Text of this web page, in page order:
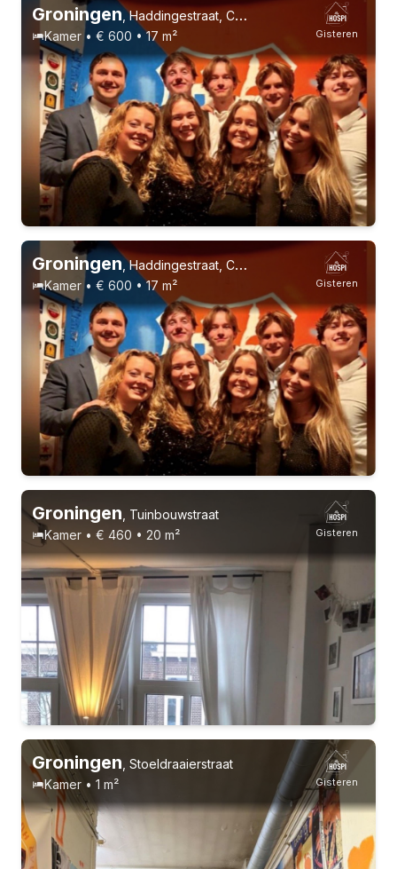
Gisteren
Groningen,Haddingestraat, Centrum
Kamer • € 600 • 17 m²
1-9-26 - 1-3-27 8 huisgenoten
Gisteren
Groningen ,Haddingestraat, Centrum
Kamer • € 600 • 17 m²
1-9-26 - 1-3-27 8 huisgenoten
Gisteren
Groningen Tuinbouwstraat
Kamer • € 460 • 20 m²
Gisteren
Groningen Stoeldraaierstraat
Kamer • 1 m²